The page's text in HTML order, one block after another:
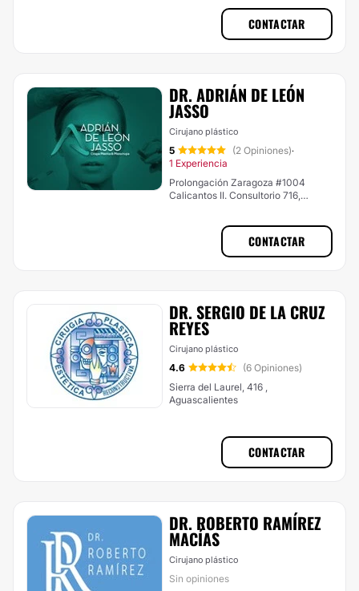
CONTACTAR
DR. ADRIÁN DE LEÓN
JASSO
Cirujano plástico
5 (2 Opiniones)·
1 Experiencia
Prolongación Zaragoza #1004
Calicantos II. Consultorio 716,
CONTACTAR
DR. SERGIO DE LA CRUZ
REYES
Cirujano plástico
4.6
(6 Opiniones)
Sierra del Laurel, 416 ,
Aguascalientes
CONTACTAR
DR. ROBERTO RAMÍREZ
MACÍAS
Cirujano plástico
Sin opiniones